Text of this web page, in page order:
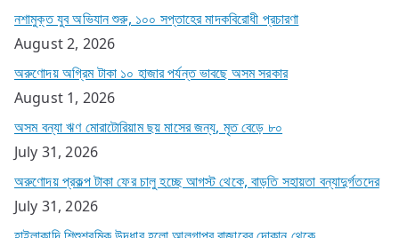
নশামুক্ত যুব অভিযান শুরু, ১০০ সপ্তাহের মাদকবিরোধী প্রচারণা
August 2, 2026
অরুণোদয় অগ্রিম টাকা ১০ হাজার পর্যন্ত ভাবছে অসম সরকার
August 1, 2026
অসম বন্যা ঋণ মোরাটোরিয়াম ছয় মাসের জন্য, মৃত বেড়ে ৮০
July 31, 2026
অরুণোদয় প্রকল্প টাকা ফের চালু হচ্ছে আগস্ট থেকে, বাড়তি সহায়তা বন্যাদুর্গতদের
July 31, 2026